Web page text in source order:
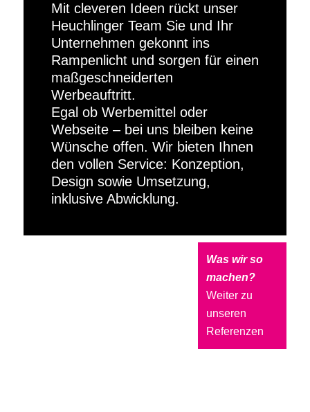
Mit cleveren Ideen rückt unser
Heuchlinger Team Sie und Ihr
Unternehmen gekonnt ins
Rampenlicht und sorgen für einen
maßgeschneiderten
Werbeauftritt.
Egal ob Werbemittel oder
Webseite – bei uns bleiben keine
Wünsche offen. Wir bieten Ihnen
den vollen Service: Konzeption,
Design sowie Umsetzung,
inklusive Abwicklung.
Was wir so
machen?
Weiter zu
unseren
Referenzen